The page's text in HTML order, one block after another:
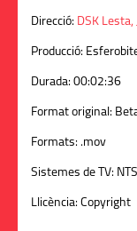
Direcció: DSK
Producció:
Durada: 00:02:36
Format original:
Formats: .mov
Sistemes de TV:
Llicència: Copyright